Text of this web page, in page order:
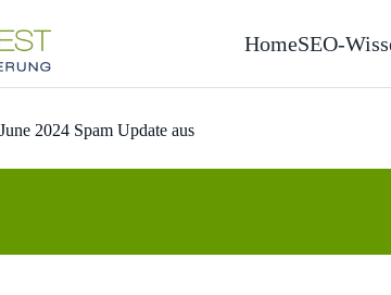
HomeSEO-
2024 Spam Update aus